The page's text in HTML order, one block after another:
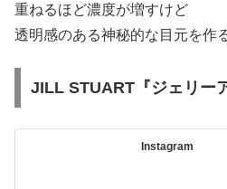
重ねるほど濃度が増すけど
透明感のある神秘的な目元を作
JILL STUART『ジェリー
Instagram